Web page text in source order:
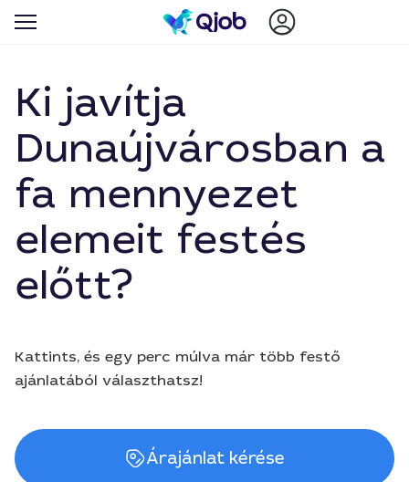
Ki javítja
Dunaújvárosban a
fa mennyezet
elemeit festés
előtt?
Kattints, és egy perc múlva már több festő
ajánlatából választhatsz!
Árajánlat kérése